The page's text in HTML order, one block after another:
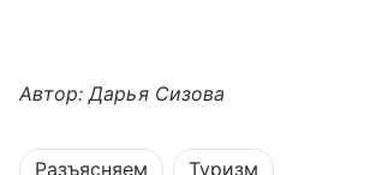
Автор: Дарья Сизова
Разъясняем Туризм